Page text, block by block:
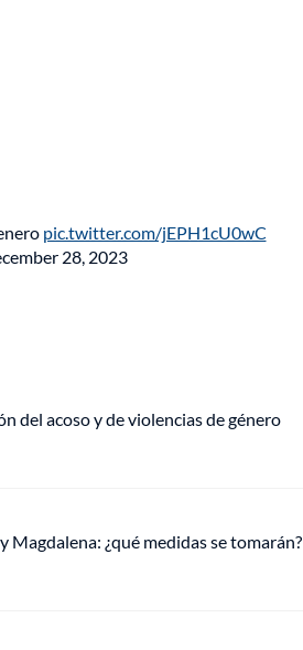
pic.twitter.com/jEPH1cU0wC
28, 2023
del acoso y de violencias de género
Magdalena: ¿qué medidas se tomarán?